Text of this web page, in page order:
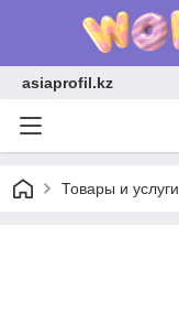
asiaprofil.kz
Товары и услуги